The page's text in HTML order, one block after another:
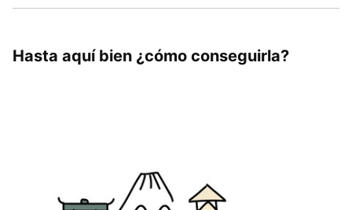
Hasta aquí bien ¿cómo conseguirla?